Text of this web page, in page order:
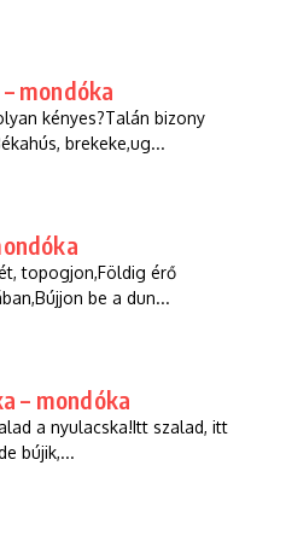
mondóka
kényes?Talán bizony
brekeke,ug...
topogjon,Földig érő
be a dun...
– mondóka
a nyulacska!Itt szalad, itt
bújik,...